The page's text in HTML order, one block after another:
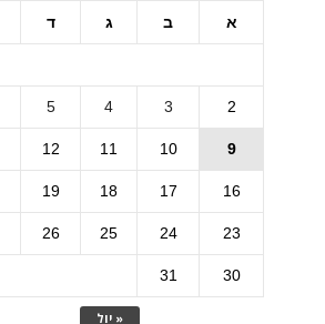
א ב ג ד
« יול
2
3
4
5
9
10
11
12
16
17
18
19
23
24
25
26
30
31